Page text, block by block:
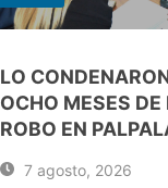
LO
OCHO MESES DE
ROBO EN
7 agosto, 2026